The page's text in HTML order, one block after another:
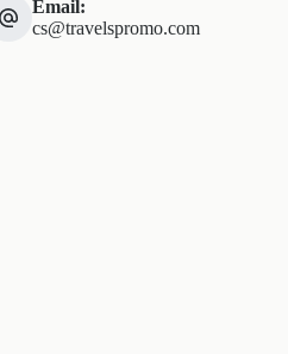
Email:
cs@travelspromo.com